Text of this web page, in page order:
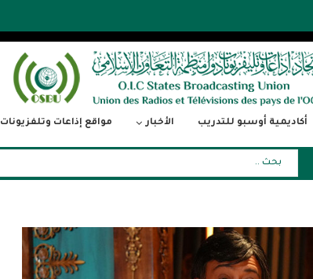
أكاديمية أوسبو للتدريب الأخبار مواقع إذاعات وتلفزيونات